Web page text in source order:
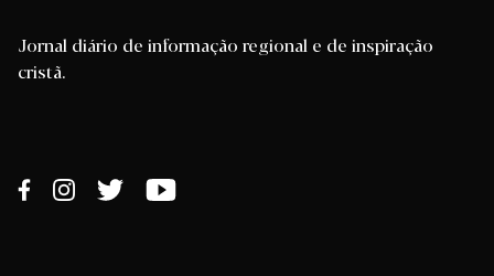
Jornal diário de informação regional e de inspiração
cristã.